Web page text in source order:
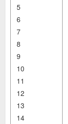
5
6
7
8
9
10
11
12
13
14